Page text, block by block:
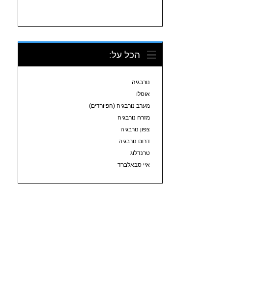
הכל על:
נורבגיה
אוסלו
מערב נורבגיה (הפיורדים)
מזרח נורבגיה
צפון נורבגיה
דרום נורבגיה
טרנדלוג
איי סבאלברד